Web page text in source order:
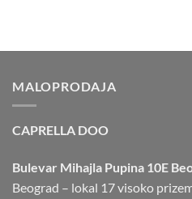
MALOPRODAJA
CAPRELLA DOO
Bulevar Mihajla Pupina 10E
Beograd – lokal 17 visoko